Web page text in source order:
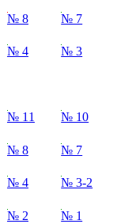
№ 8 № 7
№ 4 № 3
№ 11 № 10
№ 8 № 7
№ 4 № 3-2
№ 2 № 1